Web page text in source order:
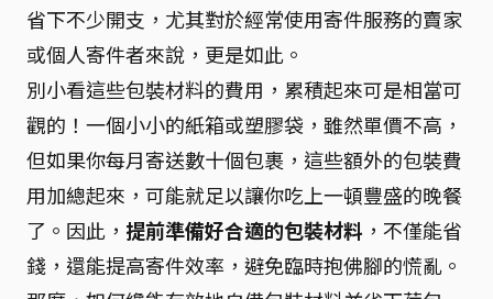
省下不少開支，尤其對於經常使用寄件服務的賣家
或個人寄件者來說，更是如此。
別小看這些包裝材料的費用，累積起來可是相當可
觀的！一個小小的紙箱或塑膠袋，雖然單價不高，
但如果你每月寄送數十個包裹，這些額外的包裝費
用加總起來，可能就足以讓你吃上一頓豐盛的晚餐
了。因此， 提前準備好合適的包裝材料 ，不僅能省
錢，還能提高寄件效率，避免臨時抱佛腳的慌亂。